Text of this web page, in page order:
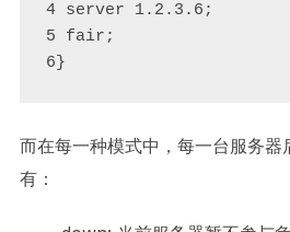
4 server 1.2.3.6;
5 fair;
6}
而在每一种模式中，每一台服务器
有：